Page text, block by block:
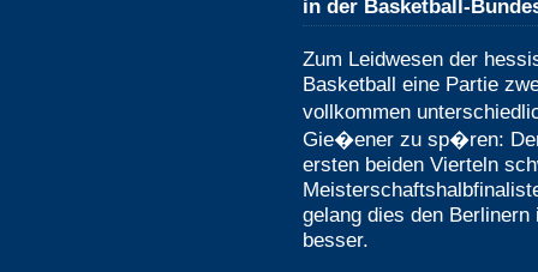
in der Basketball-
Zum Leidwesen der
Basketball eine Partie
vollkommen
Gie�ener zu sp�ren:
ersten beiden Vierteln
gelang dies den
besser.